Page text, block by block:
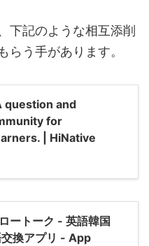
下記のような相互添削
らう手があります。
question and
for
| HiNative
ートーク - 英語韓国
換アプリ - App